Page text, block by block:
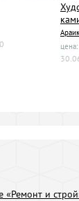
Араик
«Ремонт и